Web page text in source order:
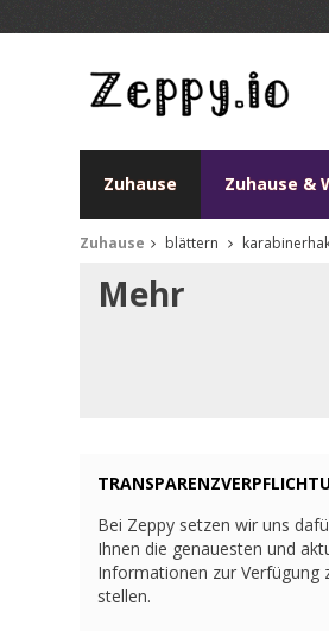
Zuhause Zuhause &
Zuhause blättern
Mehr
Bei Zeppy setzen wir uns
Ihnen die genauesten und
Informationen zur Verfügung
stellen.